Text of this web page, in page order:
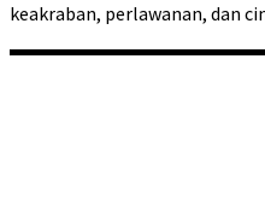
keakraban, perlawanan, dan